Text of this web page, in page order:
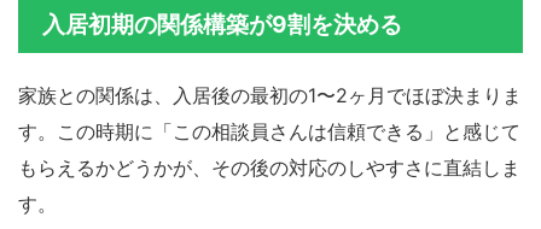
入居初期の関係構築が9割を決める
家族との関係は、入居後の最初の1〜2ヶ月でほぼ決まりま
す。この時期に「この相談員さんは信頼できる」と感じて
もらえるかどうかが、その後の対応のしやすさに直結しま
す。